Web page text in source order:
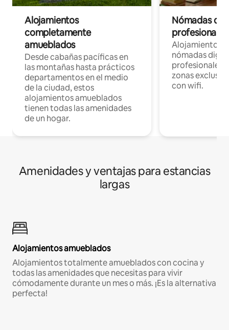
Alojamientos
completamente
amueblados
Desde cabañas pacíficas en
las montañas hasta prácticos
departamentos en el medio
de la ciudad, estos
alojamientos amueblados
tienen todas las amenidades
de un hogar.
Nómadas
Alojamientos
nómadas
profesionales
zonas
con wifi.
Amenidades y ventajas para estancias
largas
Alojamientos amueblados
Alojamientos totalmente amueblados con cocina y
todas las amenidades que necesitas para vivir
cómodamente durante un mes o más. ¡Es la alternativa
perfecta!